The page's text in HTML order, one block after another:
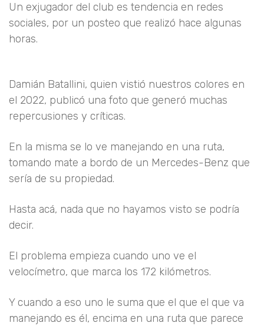
Un exjugador del club es tendencia en redes
sociales, por un posteo que realizó hace algunas
horas.
Damián Batallini, quien vistió nuestros colores en
el 2022, publicó una foto que generó muchas
repercusiones y críticas.
En la misma se lo ve manejando en una ruta,
tomando mate a bordo de un Mercedes-Benz que
sería de su propiedad.
Hasta acá, nada que no hayamos visto se podría
decir.
El problema empieza cuando uno ve el
velocímetro, que marca los 172 kilómetros.
Y cuando a eso uno le suma que el que el que va
manejando es él, encima en una ruta que parece